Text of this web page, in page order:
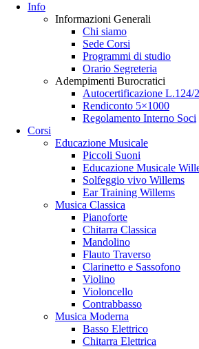
Info
Informazioni Generali
Chi siamo
Sede Corsi
Programmi di studio
Orario Segreteria
Adempimenti Burocratici
Autocertificazione L.124/
Rendiconto 5×1000
Regolamento Interno Soci
Corsi
Educazione Musicale
Piccoli Suoni
Educazione Musicale
Solfeggio vivo Willems
Ear Training Willems
Musica Classica
Pianoforte
Chitarra Classica
Mandolino
Flauto Traverso
Clarinetto e Sassofono
Violino
Violoncello
Contrabbasso
Musica Moderna
Basso Elettrico
Chitarra Elettrica